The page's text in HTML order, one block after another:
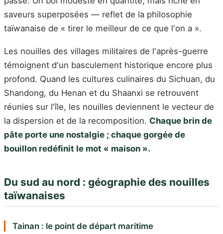
saveurs superposées — reflet de la philosophie
taïwanaise de « tirer le meilleur de ce que l'on a ».
Les nouilles des villages militaires de l'après-guerre
témoignent d'un basculement historique encore plus
profond. Quand les cultures culinaires du Sichuan, du
Shandong, du Henan et du Shaanxi se retrouvent
réunies sur l'île, les nouilles deviennent le vecteur de
la dispersion et de la recomposition. Chaque brin de
pâte porte une nostalgie ; chaque gorgée de
bouillon redéfinit le mot « maison ».
Du sud au nord : géographie des nouilles
taïwanaises
Tainan : le point de départ maritime